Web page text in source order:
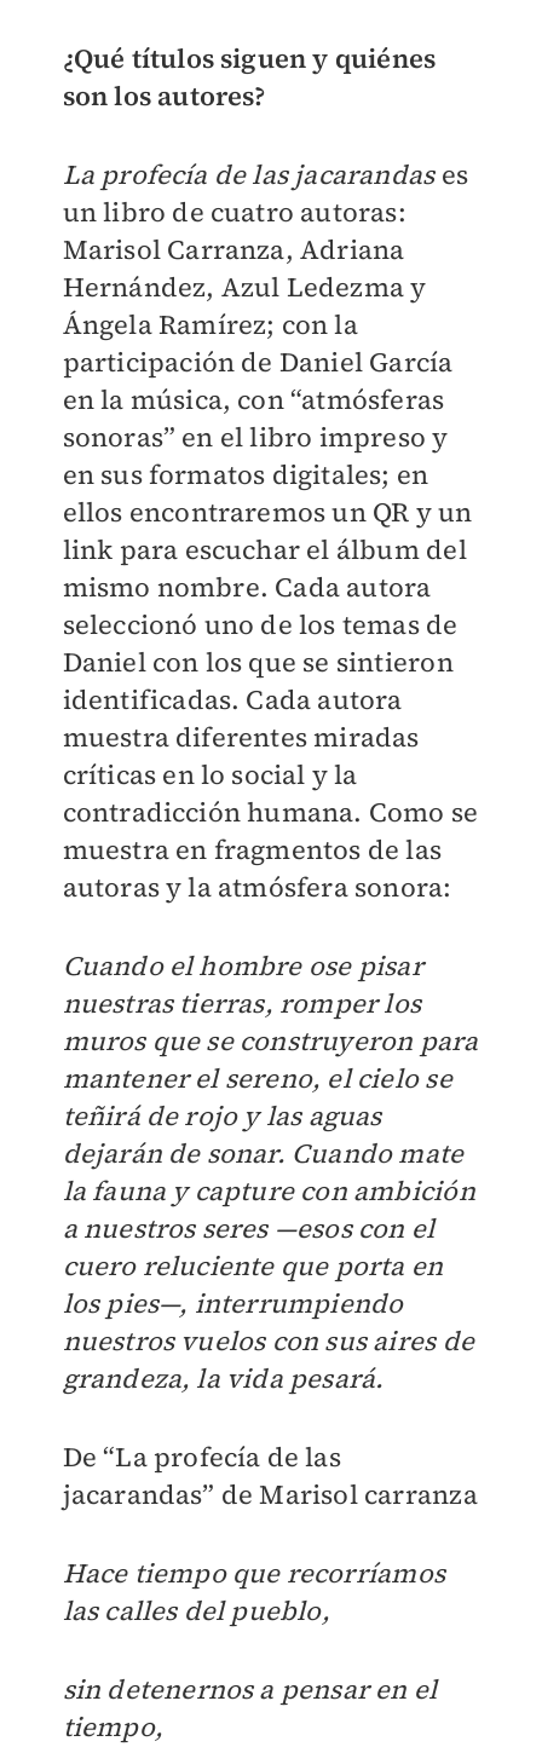
¿Qué títulos siguen y quiénes
son los autores?
La profecía de las jacarandases
un libro de cuatro autoras:
Marisol Carranza, Adriana
Hernández, Azul Ledezma y
Ángela Ramírez; con la
participación de Daniel García
en la música, con “atmósferas
sonoras” en el libro impreso y
en sus formatos digitales; en
ellos encontraremos un QR y un
link para escuchar el álbum del
mismo nombre. Cada autora
seleccionó uno de los temas de
Daniel con los que se sintieron
identificadas. Cada autora
muestra diferentes miradas
críticas en lo social y la
contradicción humana. Como se
muestra en fragmentos de las
autoras y la atmósfera sonora:
Cuando el hombre ose pisar
nuestras tierras, romper los
muros que se construyeron para
mantener el sereno, el cielo se
teñirá de rojo y las aguas
dejarán de sonar. Cuando mate
la fauna y capture con ambición
a nuestros seres —esos con el
cuero reluciente que porta en
los pies—, interrumpiendo
nuestros vuelos con sus aires de
grandeza, la vida pesará.
De “La profecía de las
jacarandas” de Marisol carranza
Hace tiempo que recorríamos
las calles del pueblo,
sin detenernos a pensar en el
tiempo,